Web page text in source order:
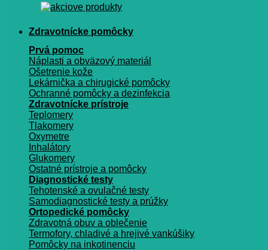
Zdravotnícke pomôcky
Prvá pomoc
Náplasti a obväzový materiál
Ošetrenie kože
Lekárnička a chirugické pomôcky
Ochranné pomôcky a dezinfekcia
Zdravotnícke prístroje
Teplomery
Tlakomery
Oxymetre
Inhalátory
Glukomery
Ostatné prístroje a pomôcky
Diagnostické testy
Tehotenské a ovulačné testy
Samodiagnostické testy a prúžky
Ortopedické pomôcky
Zdravotná obuv a oblečenie
Termofory, chladivé a hrejivé vankúšiky
Pomôcky na inkotinenciu